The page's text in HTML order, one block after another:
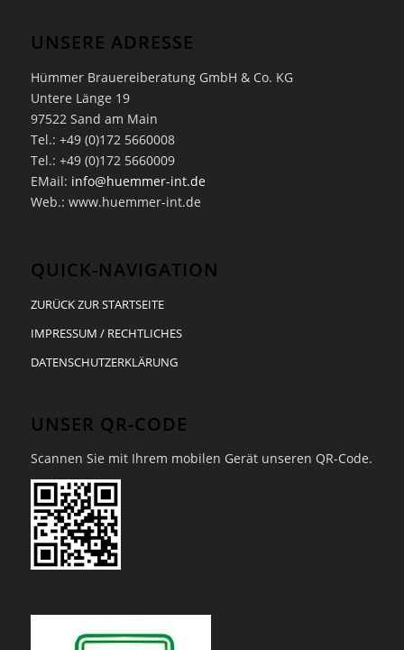
UNSERE ADRESSE
Hümmer Brauereiberatung GmbH & Co. KG
Untere Länge 19
97522 Sand am Main
Tel.: +49 (0)172 5660008
Tel.: +49 (0)172 5660009
EMail: info@huemmer-int.de
Web.: www.huemmer-int.de
QUICK-NAVIGATION
ZURÜCK ZUR STARTSEITE
IMPRESSUM / RECHTLICHES
DATENSCHUTZERKLÄRUNG
UNSER QR-CODE
Scannen Sie mit Ihrem mobilen Gerät unseren QR-Code.